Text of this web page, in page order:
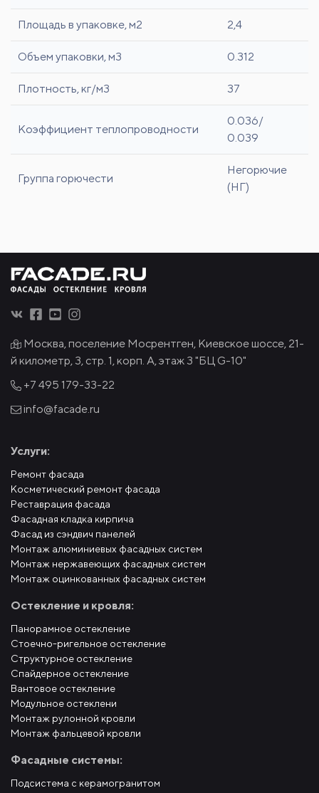
Площадь в упаковке, м2 2,4
Объем упаковки, м3 0.312
Плотность, кг/м3 37
Коэффициент теплопроводности
0.036/
0.039
Группа горючести
Негорючие
(НГ)
Москва, поселение Мосрентген, Киевское шоссе, 21-
й километр, 3, стр. 1, корп. А, этаж 3 "БЦ G-10"
+7 495 179-33-22
info@facade.ru
Услуги:
Ремонт фасада
Косметический ремонт фасада
Реставрация фасада
Фасадная кладка кирпича
Фасад из сэндвич панелей
Монтаж алюминиевых фасадных систем
Монтаж нержавеющих фасадных систем
Монтаж оцинкованных фасадных систем
Остекление и кровля:
Панорамное остекление
Стоечно-ригельное остекление
Структурное остекление
Спайдерное остекление
Вантовое остекление
Модульное остеклени
Монтаж рулонной кровли
Монтаж фальцевой кровли
Фасадные системы:
Подсистема с керамогранитом